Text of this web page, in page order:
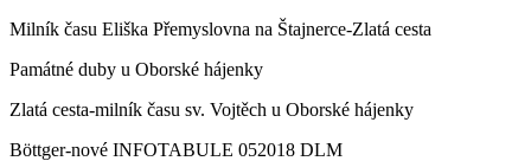
Milník času Eliška Přemyslovna na Štajnerce-Zlatá cesta
Památné duby u Oborské hájenky
Zlatá cesta-milník času sv. Vojtěch u Oborské hájenky
Böttger-nové INFOTABULE 052018 DLM